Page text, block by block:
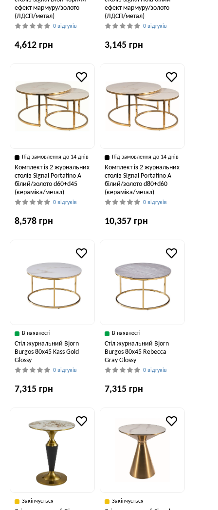
ефект мармуру/золото
(ЛДСП/метал)
0 відгуків
4,612 грн
ефект мармуру/золото
(ЛДСП/метал)
0 відгуків
3,145 грн
Під замовлення до 14 днів
Комплект із 2 журнальних
столів Signal Portafino A
білий/золото d60+d45
(кераміка/метал)
0 відгуків
8,578 грн
Під замовлення до 14 днів
Комплект із 2 журнальних
столів Signal Portafino A
білий/золото d80+d60
(кераміка/метал)
0 відгуків
10,357 грн
В наявності
Стіл журнальний Bjorn
Burgos 80х45 Kass Gold
Glossy
0 відгуків
7,315 грн
В наявності
Стіл журнальний Bjorn
Burgos 80х45 Rebecca
Gray Glossy
0 відгуків
7,315 грн
Закінчується Закінчується